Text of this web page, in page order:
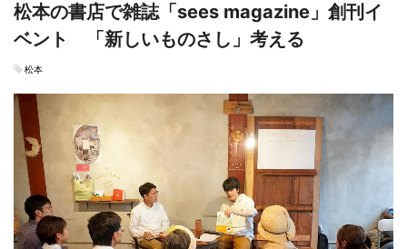
松本の書店で雑誌「sees magazine」創刊イ
ベント 「新しいものさし」考える
松本